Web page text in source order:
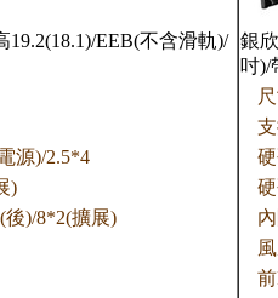
EEB(不含滑軌)/
源)/2.5*4
)
後)/8*2(擴展)
銀
吋)/